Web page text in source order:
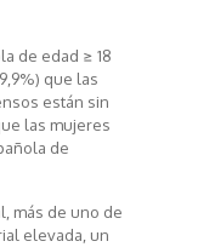
de edad ≥ 18
que las
están sin
las mujeres
de
más de uno de
elevada, un